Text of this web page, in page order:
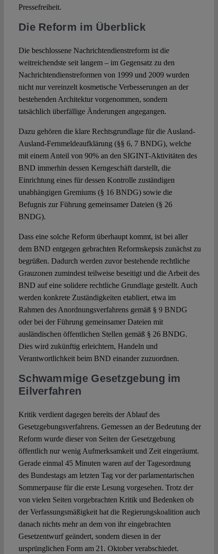
Pressefreiheit.
Die Reform im Überblick
Die beschlossene Nachrichtendienstreform ist die
weitreichendste seit langem – im Gegensatz zu den
Nachrichtendienstreformen von 1999 und 2009 wurden
nicht nur vereinzelt kosmetische Verbesserungen an der
bestehenden Architektur vorgenommen, sondern
tatsächlich überfällige Änderungen angegangen.
Dazu gehören die klare Rechtsgrundlage für die Ausland-
Ausland-Fernmeldeaufklärung (§§ 6, 7 BNDG), welche
mit einem Anteil von 90% an den SIGINT-Aktivitäten des
BND immerhin dessen Kerngeschäft darstellt, die
Einrichtung eines für dessen Kontrolle zuständigen
unabhängigen Gremiums (§ 16 BNDG) sowie die
Befugnis zur Führung gemeinsamer Dateien (§ 26
BNDG).
Dass eine solche Reform überhaupt kommt, ist bei aller
dem BND entgegen gebrachten Reformskepsis zunächst zu
begrüßen. Dadurch werden zuvor bestehende rechtliche
Grauzonen zumindest teilweise beseitigt und die Arbeit des
BND auf eine solidere rechtliche Grundlage gestellt. Auch
werden konkrete Zuständigkeiten etabliert, etwa im
Rahmen des Anordnungsverfahrens gemäß § 9 BNDG
oder bei der Führung gemeinsamer Dateien mit
ausländischen öffentlichen Stellen gemäß § 26 BNDG.
Dies wird zukünftig erleichtern, Handeln und
Verantwortlichkeit beim BND einander zuzuordnen.
Schwammige Gesetzgebung im
Eilverfahren
Kritik verdient dagegen bereits der Ablauf des
Gesetzgebungsverfahrens. Gemessen an der Bedeutung der
Reform wurde dieser von Seiten der Gesetzgebung
öffentlich nur wenig Aufmerksamkeit und Zeit eingeräumt.
Gerade einmal 45 Minuten waren auf der Tagesordnung
des Bundestags am letzten Tag vor der parlamentarischen
Sommerpause für die erste Lesung vorgesehen. Trotz der
von vielen Seiten vorgebrachten Kritik und Bedenken ob
der Verfassungsmäßigkeit hat die Regierungskoalition auch
danach nichts mehr an dem von ihr eingebrachten
Gesetzentwurf geändert, sondern diesen in der
ursprünglichen Form am 21. Oktober verabschiedet.